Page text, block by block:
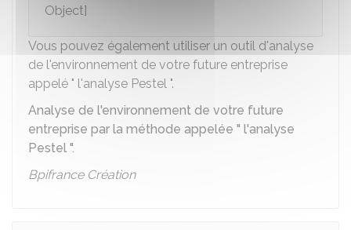
Object]
Vous pouvez également utiliser un outil d'analyse
de l'environnement de votre future entreprise
appelé " l'analyse Pestel ".
Analyse de l'environnement de votre future
entreprise par la méthode appelée " l'analyse
Pestel ".
Bpifrance Création